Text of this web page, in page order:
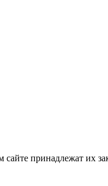
принадлежат их